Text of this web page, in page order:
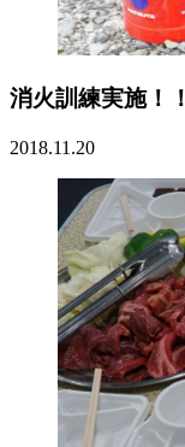
消火訓練実施！！
2018.11.20